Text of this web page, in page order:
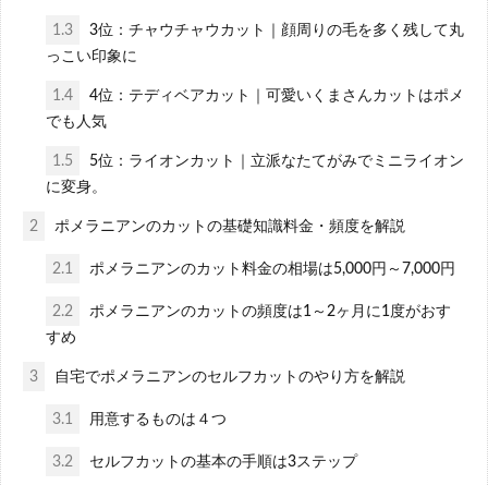
1.3
3位：チャウチャウカット｜顔周りの毛を多く残して丸
っこい印象に
1.4
4位：テディベアカット｜可愛いくまさんカットはポメ
でも人気
1.5
5位：ライオンカット｜立派なたてがみでミニライオン
に変身。
2 ポメラニアンのカットの基礎知識料金・頻度を解説
2.1 ポメラニアンのカット料金の相場は5,000円～7,000円
2.2
ポメラニアンのカットの頻度は1～2ヶ月に1度がおす
すめ
3 自宅でポメラニアンのセルフカットのやり方を解説
3.1 用意するものは４つ
3.2 セルフカットの基本の手順は3ステップ